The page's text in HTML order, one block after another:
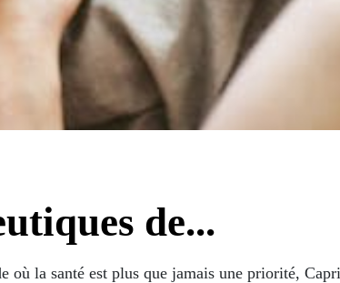
de...
où la santé est plus que jamais une priorité,